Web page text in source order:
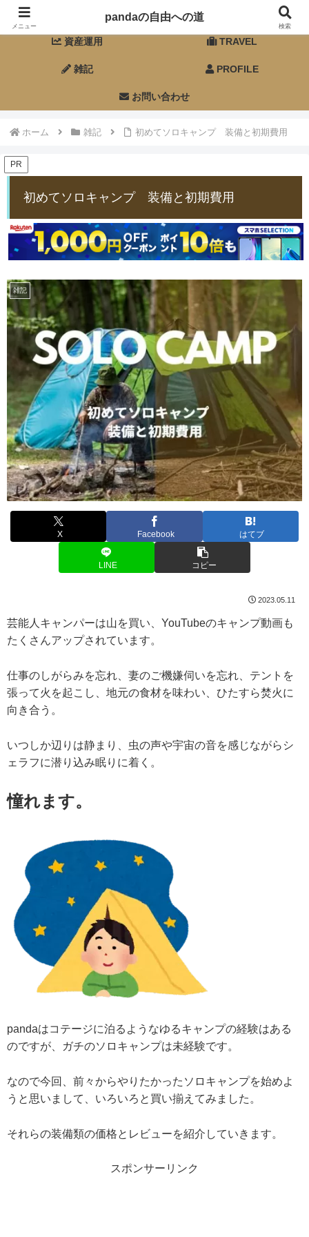
資産運用 TRAVEL
雑記 PROFILE
お問い合わせ
ホーム 雑記 初めてソロキャンプ 装備と初期費用
PR
初めてソロキャンプ 装備と初期費用
雑記
X Facebook はてブ
LINE コピー
2023.05.11
芸能人キャンパーは山を買い、YouTubeのキャンプ動画も
たくさんアップされています。
仕事のしがらみを忘れ、妻のご機嫌伺いを忘れ、テントを
張って火を起こし、地元の食材を味わい、ひたすら焚火に
向き合う。
いつしか辺りは静まり、虫の声や宇宙の音を感じながらシ
ェラフに潜り込み眠りに着く。
憧れます。
pandaはコテージに泊るようなゆるキャンプの経験はある
のですが、ガチのソロキャンプは未経験です。
なので今回、前々からやりたかったソロキャンプを始めよ
うと思いまして、いろいろと買い揃えてみました。
それらの装備類の価格とレビューを紹介していきます。
スポンサーリンク
メニュー
pandaの自由への道
検索